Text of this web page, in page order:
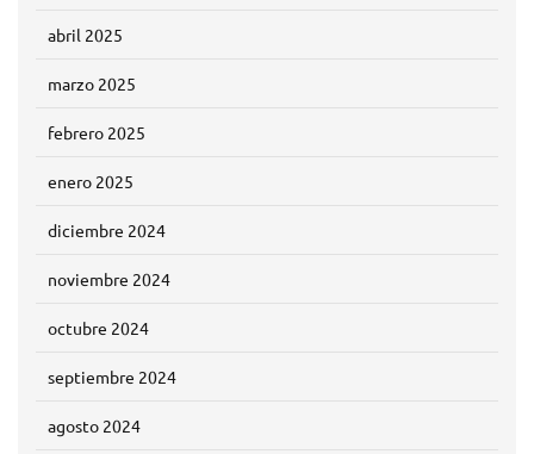
abril 2025
marzo 2025
febrero 2025
enero 2025
diciembre 2024
noviembre 2024
octubre 2024
septiembre 2024
agosto 2024